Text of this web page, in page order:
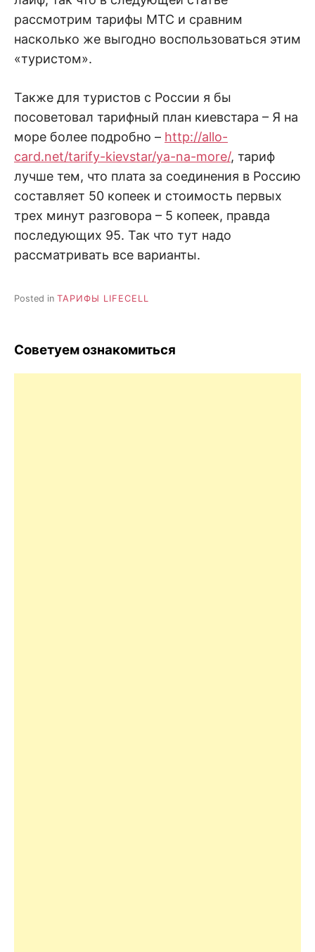
рассмотрим тарифы МТС и сравним
насколько же выгодно воспользоваться этим
«туристом».
Также для туристов с России я бы
посоветовал тарифный план киевстара – Я на
море более подробно – http://allo-
card.net/tarify-kievstar/ya-na-more/, тариф
лучше тем, что плата за соединения в Россию
составляет 50 копеек и стоимость первых
трех минут разговора – 5 копеек, правда
последующих 95. Так что тут надо
рассматривать все варианты.
Posted in ТАРИФЫ LIFECELL
Советуем ознакомиться